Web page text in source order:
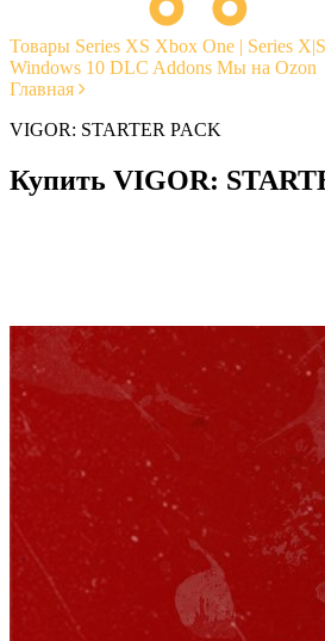
Товары Series XS Xbox One | Series X|S
Windows 10 DLC Addons Мы на Ozon
Главная
VIGOR: STARTER PACK
Купить VIGOR: